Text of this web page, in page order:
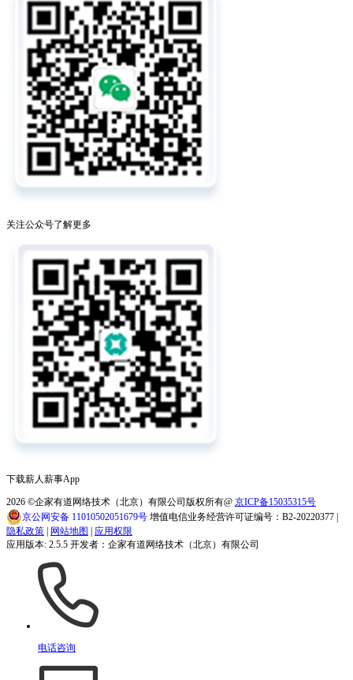
关注公众号了解更多
下载薪人薪事App
2026 ©企家有道网络技术（北京）有限公司版权所有@ 京ICP备15035315号
京公网安备 11010502051679号 增值电信业务经营许可证编号：B2-20220377 |
隐私政策
网站地图
应用权限
应用版本: 2.5.5 开发者：企家有道网络技术（北京）有限公司
电话咨询